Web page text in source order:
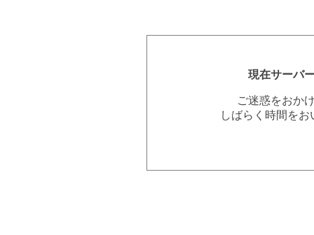
現在サーバ
ご迷惑をおか
しばらく時間を